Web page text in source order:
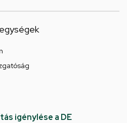
igénylése a DE